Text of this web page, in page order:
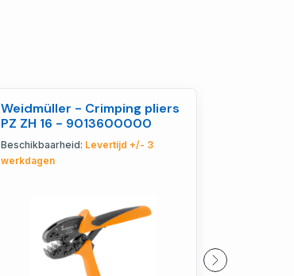
Weidmüller - Crimping pliers
PZ ZH 16 - 9013600000
Beschikbaarheid: Levertijd +/- 3
werkdagen